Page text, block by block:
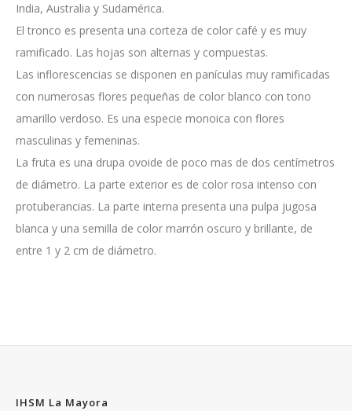
India, Australia y Sudamérica.
El tronco es presenta una corteza de color café y es muy
ramificado. Las hojas son alternas y compuestas.
Las inflorescencias se disponen en panículas muy ramificadas
con numerosas flores pequeñas de color blanco con tono
amarillo verdoso. Es una especie monoica con flores
masculinas y femeninas.
La fruta es una drupa ovoide de poco mas de dos centímetros
de diámetro. La parte exterior es de color rosa intenso con
protuberancias. La parte interna presenta una pulpa jugosa
blanca y una semilla de color marrón oscuro y brillante, de
entre 1 y 2 cm de diámetro.
IHSM La Mayora